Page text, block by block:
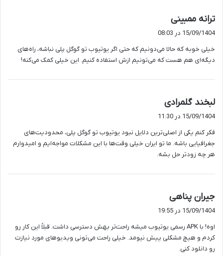
ترانه ممبینی
ف
:
15/09/1404 در 08:03
خیلی خوبه که حالا می‌دونیم که حتی اگر یوتیوب تو گوگل پلی نباشه، راه‌های
دیگه‌ای هم هست که می‌تونیم ازش استفاده کنیم. این خیلی کمک می‌کنه!
لبخند گلمرادی
ف
:
15/09/1404 در 11:30
فکر کنم یکی از اصلی‌ترین دلایل نبود یوتیوب تو گوگل پلی، محدودیت‌های
جغرافیایی باشه. ما تو ایران خیلی وقت‌ها با این مشکلات مواجه‌ایم و امیدوارم
هر چه زودتر حل بشه.
جیران پناهی
ف
:
15/09/1404 در 19:55
اوه! با APK رسمی یوتیوب میشه راحت‌تر بهش دسترسی داشت. قبلاً این کار رو
کردم و هیچ مشکلی پیش نیومد. خیلی راحت می‌تونی ویدیوهای مورد نیازت
رو دانلود کنی.